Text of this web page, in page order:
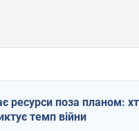
ресурси поза планом:
темп війни